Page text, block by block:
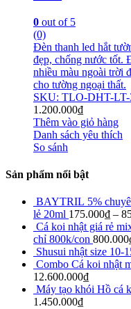
0 out of 5
(0)
Đèn thanh led hắt
đẹp, chống nước tốt.
nhiều màu ngoài trời
cho tường ngoại thất.
SKU: TLO-DHT-LT-
1.200.000₫
Thêm vào giỏ hàng
Danh sách yêu thích
So sánh
Sản phẩm nổi bật
BAYTRIL 5%
lẻ 20ml 175.000₫ –
Cá koi nhật giá rẻ
chỉ 800k/con 800.000
Shusui nhật size 10-
Combo Cá koi nhật
12.600.000₫
Máy tạo khói Hồ cá
1.450.000₫